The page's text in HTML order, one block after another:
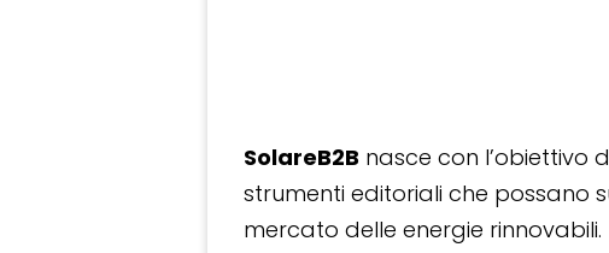
SolareB2B nasce con l’obiettivo
strumenti editoriali che possano
mercato delle energie rinnovabili.